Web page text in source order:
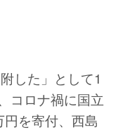
した」として1
コロナ禍に国立
を寄付、西島